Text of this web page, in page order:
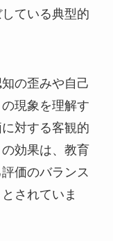
ている典型的
の歪みや自己
現象を理解す
対する客観的
効果は、教育
価のバランス
されていま